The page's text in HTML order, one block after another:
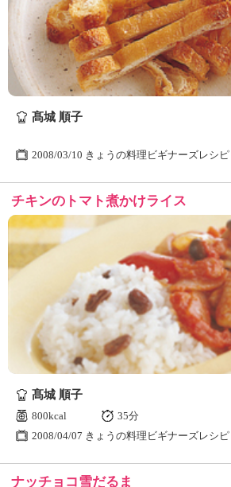
髙城 順子
2008/03/10 きょうの料理ビギナーズレシピ
チキンのトマト煮かけライス
髙城 順子
800kcal
35分
2008/04/07 きょうの料理ビギナーズレシピ
ナッチョコ雪だるま